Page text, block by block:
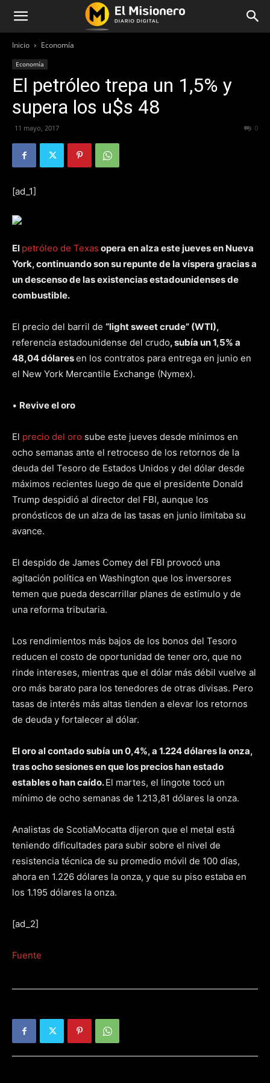
Inicio Economía
Economía
El petróleo trepa un 1,5% y
supera los u$s 48
11 mayo, 2017 0
[ad_1]
El petróleo de Texas opera en alza este jueves en Nueva
York, continuando son su repunte de la víspera gracias a
un descenso de las existencias estadounidenses de
combustible.
El precio del barril de “light sweet crude” (WTI),
referencia estadounidense del crudo, subía un 1,5% a
48,04 dólaresen los contratos para entrega en junio en
el New York Mercantile Exchange (Nymex).
• Revive el oro
El precio del oro sube este jueves desde mínimos en
ocho semanas ante el retroceso de los retornos de la
deuda del Tesoro de Estados Unidos y del dólar desde
máximos recientes luego de que el presidente Donald
Trump despidió al director del FBI, aunque los
pronósticos de un alza de las tasas en junio limitaba su
avance.
El despido de James Comey del FBI provocó una
agitación política en Washington que los inversores
temen que pueda descarrillar planes de estímulo y de
una reforma tributaria.
Los rendimientos más bajos de los bonos del Tesoro
reducen el costo de oportunidad de tener oro, que no
rinde intereses, mientras que el dólar más débil vuelve al
oro más barato para los tenedores de otras divisas. Pero
tasas de interés más altas tienden a elevar los retornos
de deuda y fortalecer al dólar.
El oro al contado subía un 0,4%, a 1.224 dólares la onza,
tras ocho sesiones en que los precios han estado
estables o han caído.El martes, el lingote tocó un
mínimo de ocho semanas de 1.213,81 dólares la onza.
Analistas de ScotiaMocatta dijeron que el metal está
teniendo dificultades para subir sobre el nivel de
resistencia técnica de su promedio móvil de 100 días,
ahora en 1.226 dólares la onza, y que su piso estaba en
los 1.195 dólares la onza.
[ad_2]
Fuente